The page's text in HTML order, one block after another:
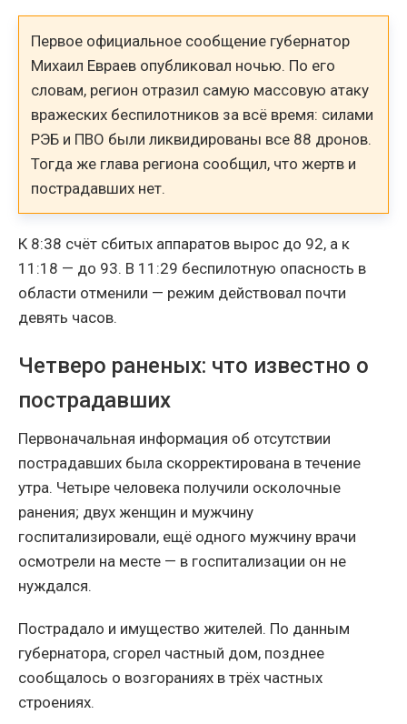
Первое официальное сообщение губернатор
Михаил Евраев опубликовал ночью. По его
словам, регион отразил самую массовую атаку
вражеских беспилотников за всё время: силами
РЭБ и ПВО были ликвидированы все 88 дронов.
Тогда же глава региона сообщил, что жертв и
пострадавших нет.
К 8:38 счёт сбитых аппаратов вырос до 92, а к
11:18 — до 93. В 11:29 беспилотную опасность в
области отменили — режим действовал почти
девять часов.
Четверо раненых: что известно о
пострадавших
Первоначальная информация об отсутствии
пострадавших была скорректирована в течение
утра. Четыре человека получили осколочные
ранения; двух женщин и мужчину
госпитализировали, ещё одного мужчину врачи
осмотрели на месте — в госпитализации он не
нуждался.
Пострадало и имущество жителей. По данным
губернатора, сгорел частный дом, позднее
сообщалось о возгораниях в трёх частных
строениях.